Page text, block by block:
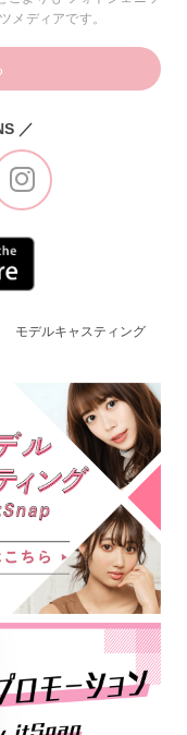
メディアです。
／
モデルキャスティング